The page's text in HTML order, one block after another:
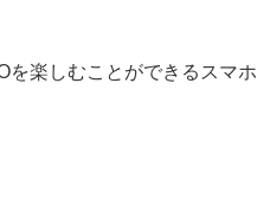
を楽しむことができるスマ